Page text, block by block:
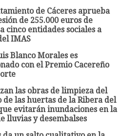
de Cáceres aprueba
de 255.000 euros de
cinco entidades sociales a
IMAS
Blanco Morales es
con el Premio Cacereño
las obras de limpieza del
de las huertas de la Ribera del
evitarán inundaciones en la
lluvias y desembalses